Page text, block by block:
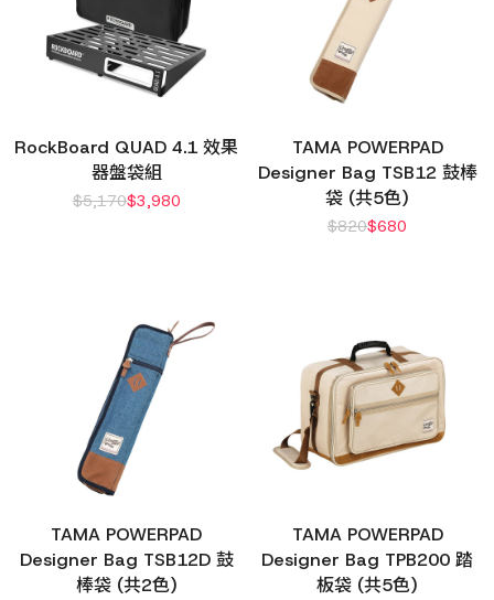
RockBoard QUAD 4.1 效果
器盤袋組
$5,170$3,980
TAMA POWERPAD
Designer Bag TSB12 鼓棒
袋 (共5色)
$820$680
TAMA POWERPAD
Designer Bag TSB12D 鼓
棒袋 (共2色)
TAMA POWERPAD
Designer Bag TPB200 踏
板袋 (共5色)